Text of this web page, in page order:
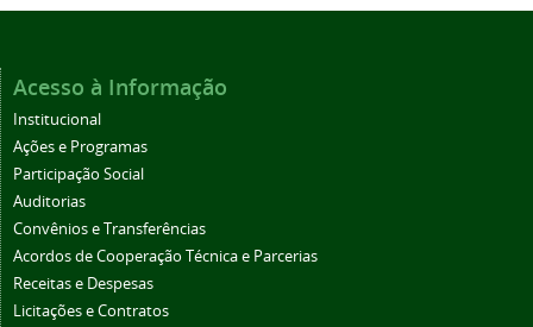
Acesso à Informação
Institucional
Ações e Programas
Participação Social
Auditorias
Convênios e Transferências
Acordos de Cooperação Técnica e Parcerias
Receitas e Despesas
Licitações e Contratos